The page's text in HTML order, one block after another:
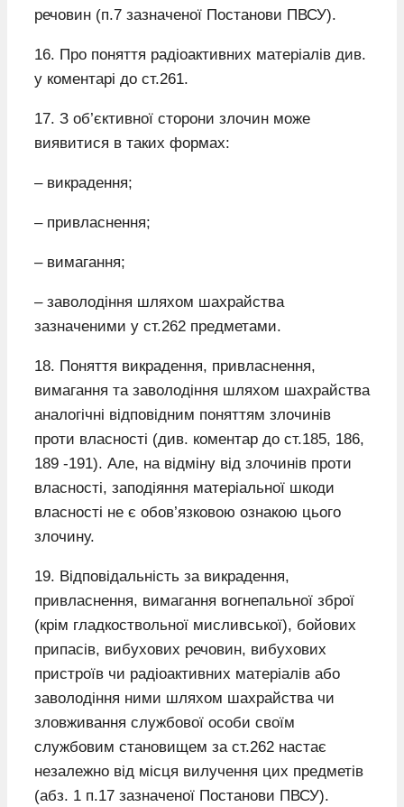
речовин (п.7 зазначеної Постанови ПВСУ).
16. Про поняття радіоактивних матеріалів див.
у коментарі до ст.261.
17. З об’єктивної сторони злочин може
виявитися в таких формах:
– викрадення;
– привласнення;
– вимагання;
– заволодіння шляхом шахрайства
зазначеними у ст.262 предметами.
18. Поняття викрадення, привласнення,
вимагання та заволодіння шляхом шахрайства
аналогічні відповідним поняттям злочинів
проти власності (див. коментар до ст.185, 186,
189 -191). Але, на відміну від злочинів проти
власності, заподіяння матеріальної шкоди
власності не є обов’язковою ознакою цього
злочину.
19. Відповідальність за викрадення,
привласнення, вимагання вогнепальної зброї
(крім гладкоствольної мисливської), бойових
припасів, вибухових речовин, вибухових
пристроїв чи радіоактивних матеріалів або
заволодіння ними шляхом шахрайства чи
зловживання службової особи своїм
службовим становищем за ст.262 настає
незалежно від місця вилучення цих предметів
(абз. 1 п.17 зазначеної Постанови ПВСУ).